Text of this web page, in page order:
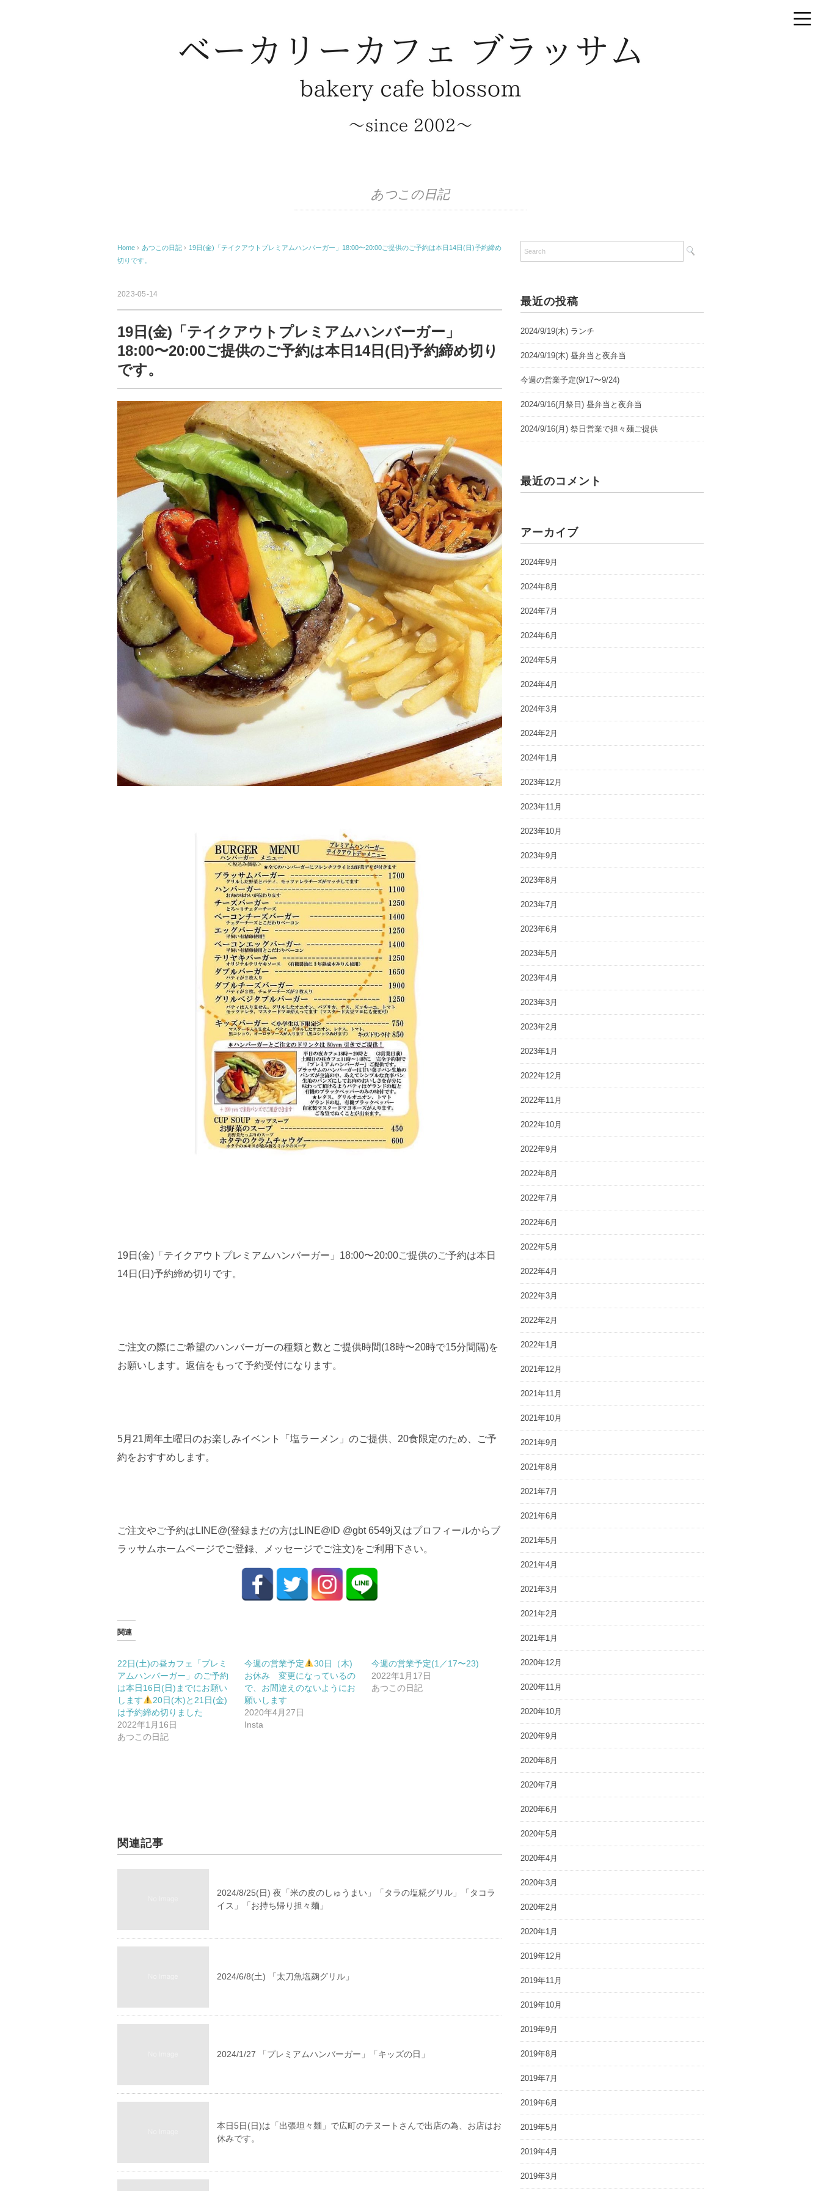
あつこの日記
Home › あつこの日記 › ⁡19日(金)「テイクアウトプレミアムハンバーガー」18:00〜20:00ご提供のご予約は本日14日(日)予約締め
切りです。⁡
2023-05-14
⁡19日(金)「テイクアウトプレミアムハンバーガー」
18:00〜20:00ご提供のご予約は本日14日(日)予約締め切り
です。⁡
19日(金)「テイクアウトプレミアムハンバーガー」18:00〜20:00ご提供のご予約は本日
14日(日)予約締め切りです。
ご注文の際にご希望のハンバーガーの種類と数とご提供時間(18時〜20時で15分間隔)を
お願いします。返信をもって予約受付になります。
5月21周年土曜日のお楽しみイベント「塩ラーメン」のご提供、20食限定のため、ご予
約をおすすめします。
ご注文やご予約はLINE@(登録まだの方はLINE@ID @gbt 6549j又はプロフィールからブ
ラッサムホームページでご登録、メッセージでご注文)をご利用下さい。
関連
22日(土)の昼カフェ「プレミ
アムハンバーガー」のご予約
は本日16日(日)までにお願い
します
20日(木)と21日(金)
は予約締め切りました
2022年1月16日
あつこの日記
今週の営業予定
30日（木)
お休み 変更になっているの
で、お間違えのないようにお
願いします
2020年4月27日
Insta
今週の営業予定(1／17〜23)
2022年1月17日
あつこの日記
関連記事
2024/8/25(日) 夜「米の皮のしゅうまい」「タラの塩糀グリル」「タコラ
イス」「お持ち帰り担々麺」
2024/6/8(土) 「太刀魚塩麹グリル」
2024/1/27 「プレミアムハンバーガー」「キッズの日」
本日5日(日)は「出張坦々麺」で広町のテヌートさんで出店の為、お店はお
休みです。
最近の投稿
2024/9/19(木) ランチ
2024/9/19(木) 昼弁当と夜弁当
今週の営業予定(9/17〜9/24)
2024/9/16(月祭日) 昼弁当と夜弁当
2024/9/16(月) 祭日営業で担々麺ご提供
最近のコメント
アーカイブ
2024年9月
2024年8月
2024年7月
2024年6月
2024年5月
2024年4月
2024年3月
2024年2月
2024年1月
2023年12月
2023年11月
2023年10月
2023年9月
2023年8月
2023年7月
2023年6月
2023年5月
2023年4月
2023年3月
2023年2月
2023年1月
2022年12月
2022年11月
2022年10月
2022年9月
2022年8月
2022年7月
2022年6月
2022年5月
2022年4月
2022年3月
2022年2月
2022年1月
2021年12月
2021年11月
2021年10月
2021年9月
2021年8月
2021年7月
2021年6月
2021年5月
2021年4月
2021年3月
2021年2月
2021年1月
2020年12月
2020年11月
2020年10月
2020年9月
2020年8月
2020年7月
2020年6月
2020年5月
2020年4月
2020年3月
2020年2月
2020年1月
2019年12月
2019年11月
2019年10月
2019年9月
2019年8月
2019年7月
2019年6月
2019年5月
2019年4月
2019年3月